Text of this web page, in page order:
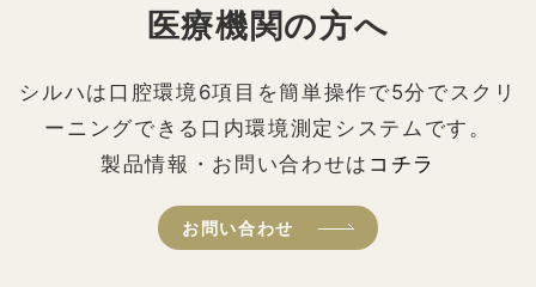
医療機関の方へ
シルハは口腔環境6項目を簡単操作で5分でスクリ
ーニングできる口内環境測定システムです。
製品情報・お問い合わせは コチラ
お問い合わせ